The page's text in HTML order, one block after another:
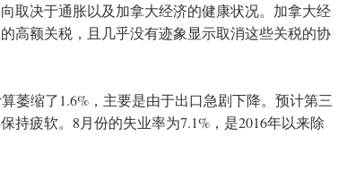
取决于通胀以及加拿大经济的健康状况。加拿大经
高额关税，且几乎没有迹象显示取消这些关税的协
萎缩了1.6%，主要是由于出口急剧下降。预计第三
持疲软。8月份的失业率为7.1%，是2016年以来除